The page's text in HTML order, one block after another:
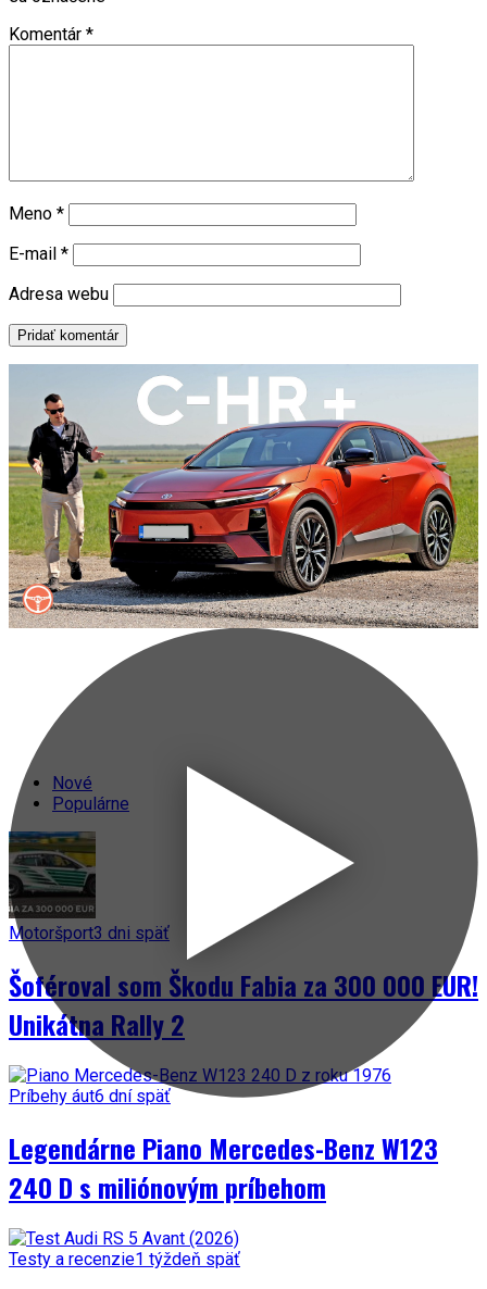
Komentár *
Meno *
E-mail *
Adresa webu
Nové
Populárne
Motoršport3 dni späť
Šoféroval som Škodu Fabia za 300 000 EUR!
Unikátna Rally 2
Príbehy áut6 dní späť
Legendárne Piano Mercedes-Benz W123
240 D s miliónovým príbehom
Testy a recenzie1 týždeň späť